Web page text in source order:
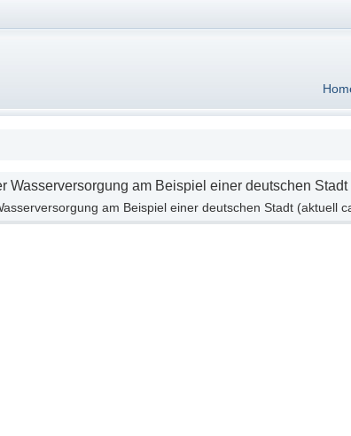
Wasserversorgung am Beispiel einer deutschen
am Beispiel einer deutschen Stadt (aktuell